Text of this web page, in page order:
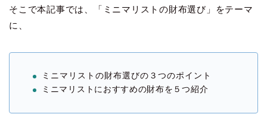
そこで本記事では、「ミニマリストの財布選び」をテーマ
に、
ミニマリストの財布選びの３つのポイント
ミニマリストにおすすめの財布を５つ紹介